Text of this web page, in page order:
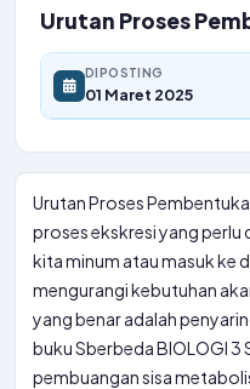
Urutan Proses
DIPOSTING
01 Maret 2025
Urutan Proses
proses ekskresi yang perlu
kita minum atau masuk ke
mengurangi kebutuhan
yang benar adalah
buku Sberbeda BIOLOGI 3
pembuangan sisa